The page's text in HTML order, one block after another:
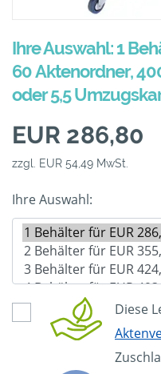
Ihre Auswahl: 1
60 Aktenordner,
oder 5,5
EUR 286,80
zzgl. EUR 54,49 MwSt.
Ihre Auswahl:
Diese